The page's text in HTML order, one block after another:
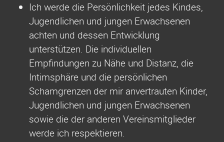
Ich werde die Persönlichkeit jedes Kindes,
Jugendlichen und jungen Erwachsenen
achten und dessen Entwicklung
unterstützen. Die individuellen
Empfindungen zu Nähe und Distanz, die
Intimsphäre und die persönlichen
Schamgrenzen der mir anvertrauten Kinder,
Jugendlichen und jungen Erwachsenen
sowie die der anderen Vereinsmitglieder
werde ich respektieren.